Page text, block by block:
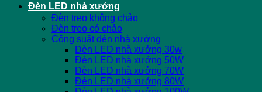
Đèn LED nhà xưởng
Đèn treo không chảo
Đèn treo có chảo
Công suất đèn nhà xưởng
Đèn LED nhà xưởng 30w
Đèn LED nhà xưởng 50W
Đèn LED nhà xưởng 70W
Đèn LED nhà xưởng 80W